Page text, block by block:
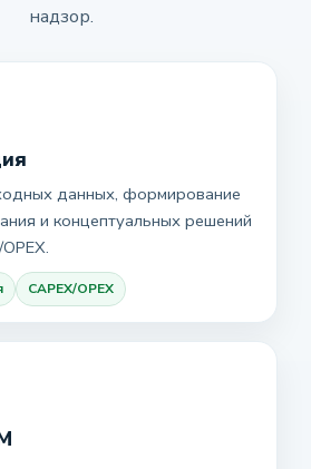
надзор.
данных, формирование
и концептуальных решений
CAPEX/OPEX